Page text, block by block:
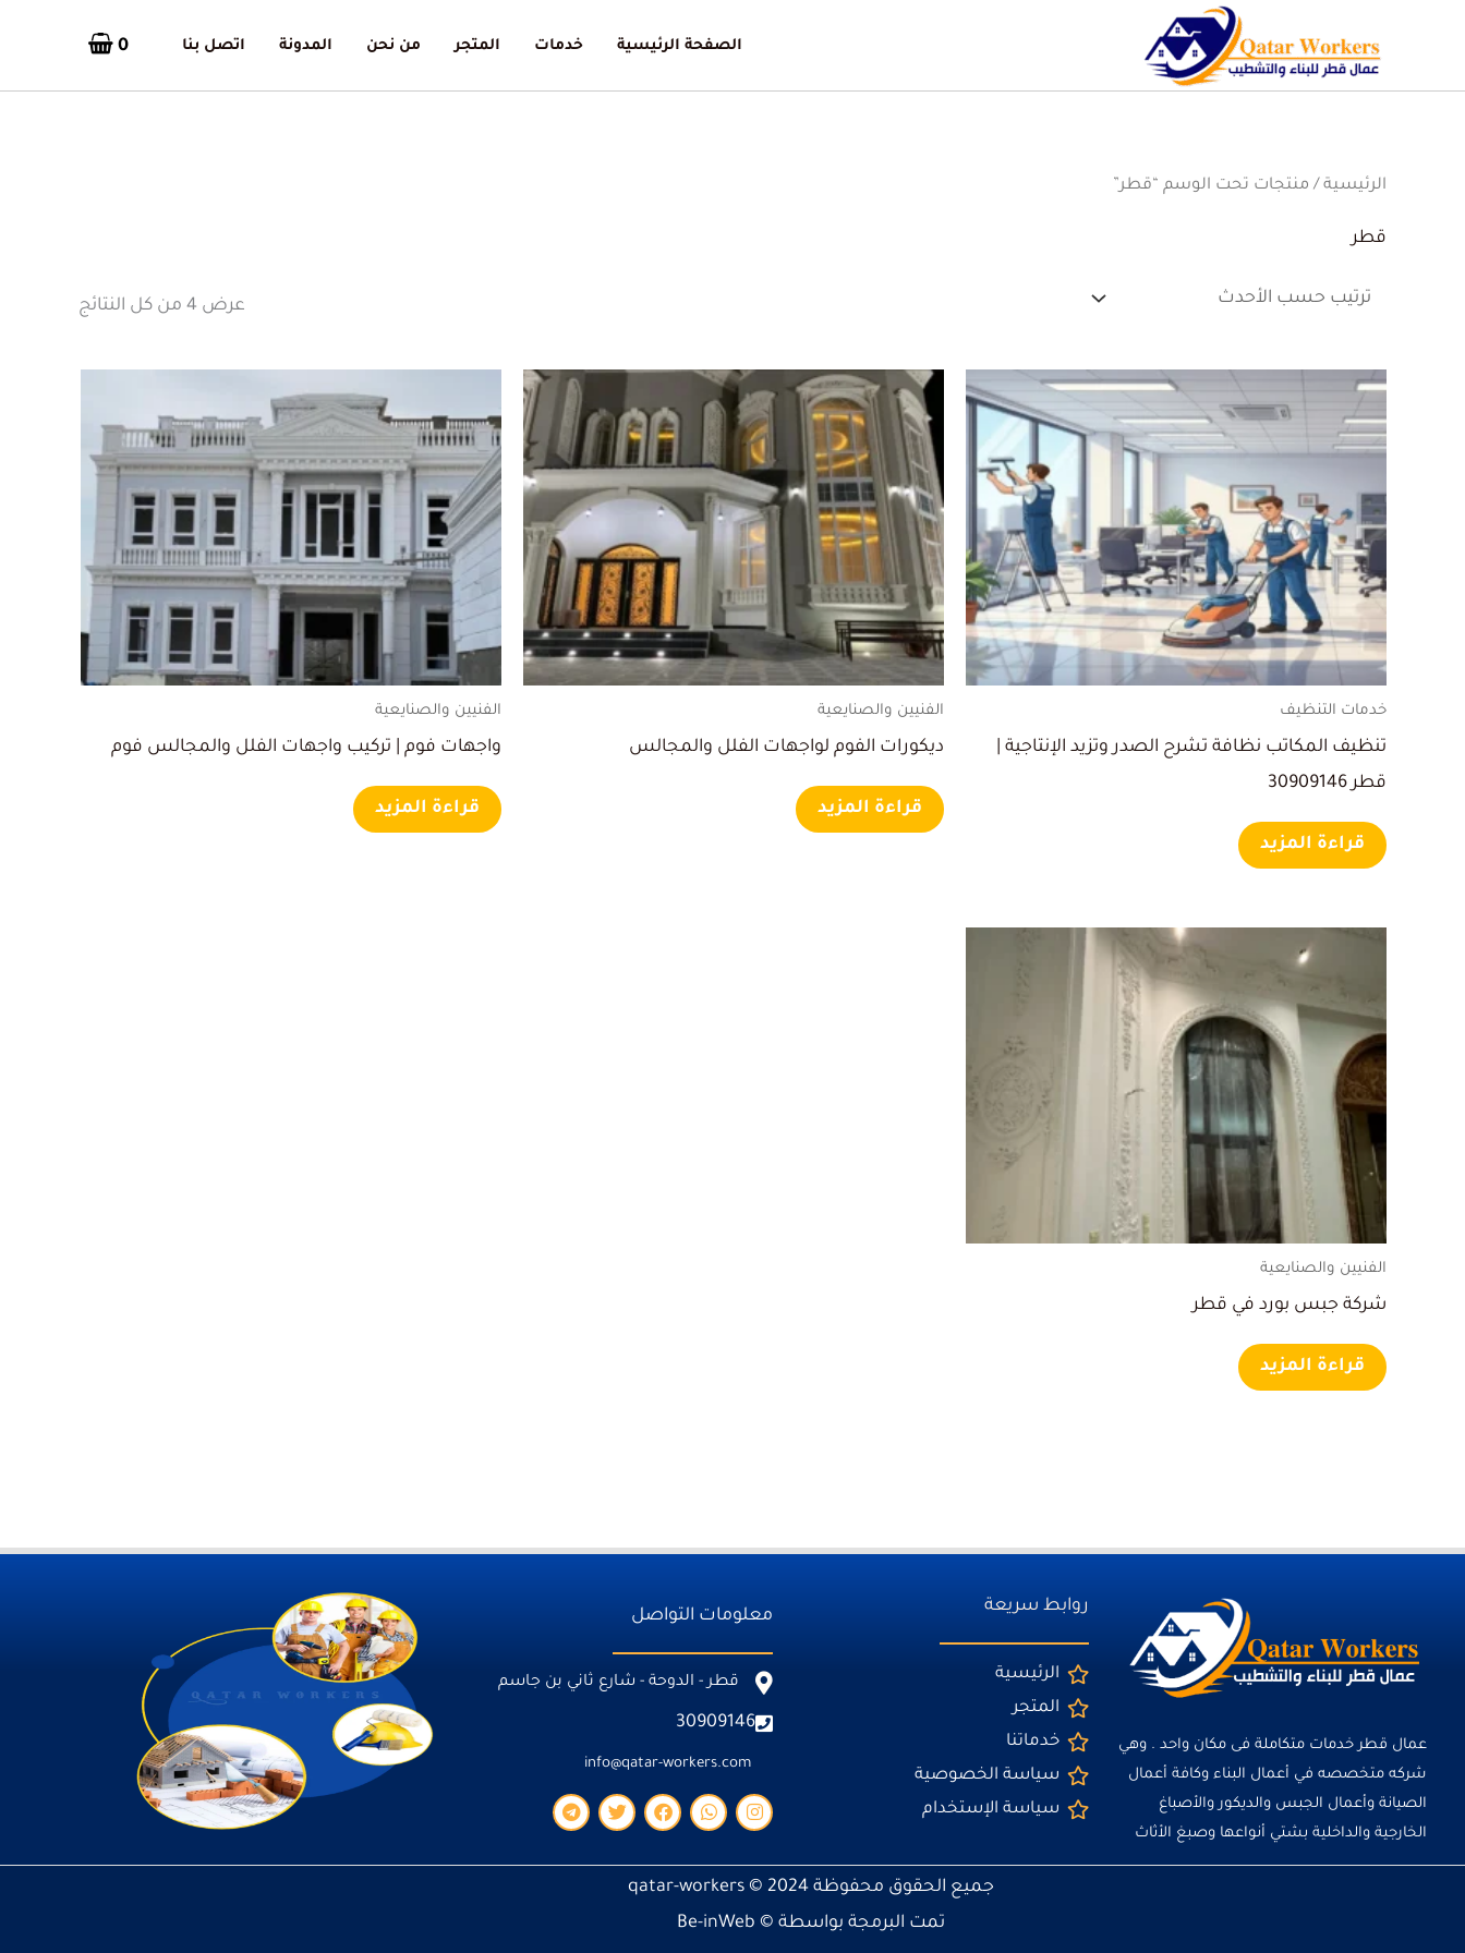
الصفحة الرئيسية خدمات المتجر من نحن المدونة اتصل بنا 0
الرئيسية / منتجات تحت الوسم “قطر”
قطر
عرض ⁦4⁩ من كل النتائج
خدمات التنظيف
تنظيف المكاتب نظافة تشرح الصدر وتزيد الإنتاجية |
قطر 30909146
قراءة المزيد
الفنيين والصنايعية
ديكورات الفوم لواجهات الفلل والمجالس
قراءة المزيد
الفنيين والصنايعية
واجهات فوم | تركيب واجهات الفلل والمجالس فوم
قراءة المزيد
الفنيين والصنايعية
شركة جبس بورد في قطر
قراءة المزيد
عمال قطر خدمات متكاملة فى مكان واحد . وهي
شركه متخصصه في أعمال البناء وكافة أعمال
الصيانة وأعمال الجبس والديكور والأصباغ
الخارجية والداخلية بشتي أنواعها وصبغ الأثاث
روابط سريعة
الرئيسية
المتجر
خدماتنا
سياسة الخصوصية
سياسة الإستخدام
معلومات التواصل
قطر - الدوحة - شارع ثاني بن جاسم
30909146
info@qatar-workers.com
I
n
t
a
r
W
h
t
s
p
F
a
e
b
T
w
t
T
e
e
جميع الحقوق محفوظة 2024 ©
qatar-workers
تمت البرمجة بواسطة © Be-inWeb
chaty